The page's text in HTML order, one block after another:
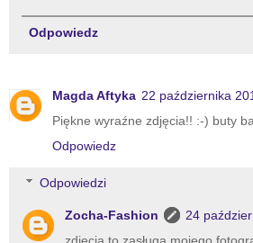
Odpowiedz
Magda Aftyka 22 października
Piękne wyraźne zdjęcia!! :-) buty
Odpowiedz
Odpowiedzi
Zocha-Fashion
24